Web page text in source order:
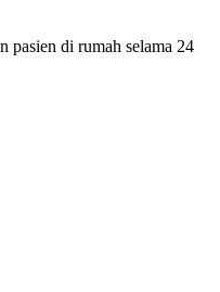
pasien di rumah selama 24